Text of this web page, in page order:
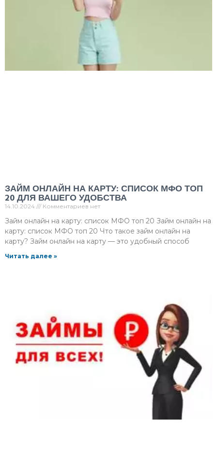
ЗАЙМ ОНЛАЙН НА КАРТУ: СПИСОК МФО ТОП
20 ДЛЯ ВАШЕГО УДОБСТВА
14.10.2024 Комментариев нет
Займ онлайн на карту: список МФО топ 20 Займ онлайн на
карту: список МФО топ 20 Что такое займ онлайн на
карту? Займ онлайн на карту — это удобный способ
Читать далее »